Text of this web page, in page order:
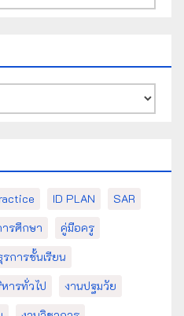
ID PLAN
SAR
รศึกษา
คู่มือครู
รการชั้นเรียน
ารทั่วไป
งานปฐมวัย